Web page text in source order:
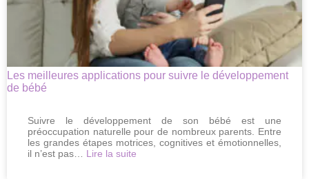
annulations
de
dernière
minute
Les meilleures applications pour suivre le développement
de bébé
Suivre le développement de son bébé est une
préoccupation naturelle pour de nombreux parents. Entre
les grandes étapes motrices, cognitives et émotionnelles,
il n’est pas… Lire la suite